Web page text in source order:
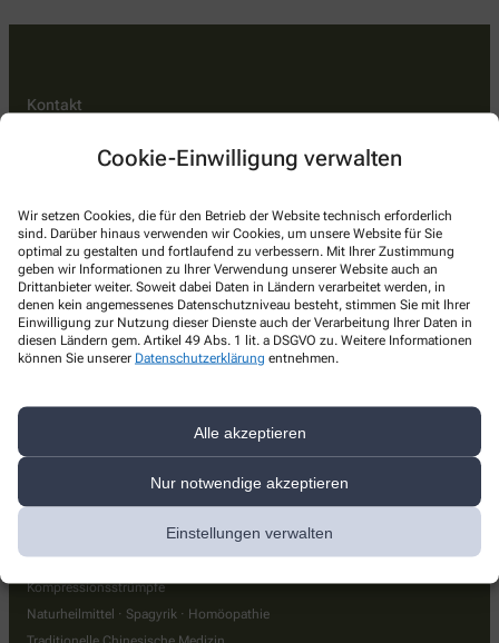
Cookie-Einwilligung verwalten
Wir setzen Cookies, die für den Betrieb der Website technisch erforderlich
sind. Darüber hinaus verwenden wir Cookies, um unsere Website für Sie
optimal zu gestalten und fortlaufend zu verbessern. Mit Ihrer Zustimmung
geben wir Informationen zu Ihrer Verwendung unserer Website auch an
Drittanbieter weiter. Soweit dabei Daten in Ländern verarbeitet werden, in
denen kein angemessenes Datenschutzniveau besteht, stimmen Sie mit Ihrer
Einwilligung zur Nutzung dieser Dienste auch der Verarbeitung Ihrer Daten in
diesen Ländern gem. Artikel 49 Abs. 1 lit. a DSGVO zu. Weitere Informationen
können Sie unserer Datenschutzerklärung entnehmen.
Alle akzeptieren
Nur notwendige akzeptieren
Einstellungen verwalten
Kontakt
Frühlings-Apotheke
+49-81 31 / 40 91
+49-81 31 / 73 66 81
bestellung@fruehlings-apotheke.de
Verblisterung von Medikamenten
Herstellung von Rezepturen
Handhabung von Inhalationsgeräten
Milchpumpen-Verleih
Kompressionsstrümpfe
Naturheilmittel · Spagyrik · Homöopathie